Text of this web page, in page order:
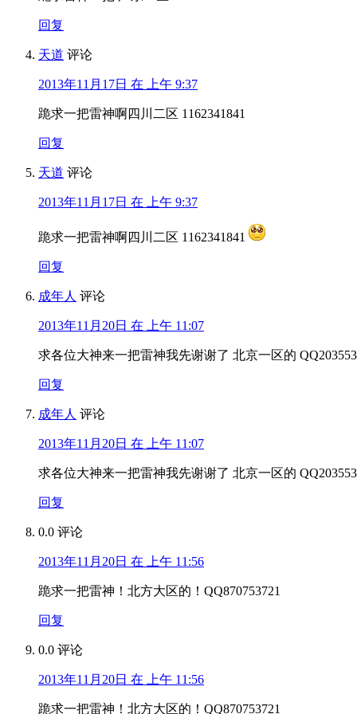
回复
天道 评论
2013年11月17日 在 上午 9:37
跪求一把雷神啊四川二区 1162341841
回复
天道 评论
2013年11月17日 在 上午 9:37
跪求一把雷神啊四川二区 1162341841
回复
成年人 评论
2013年11月20日 在 上午 11:07
求各位大神来一把雷神我先谢谢了 北京一区的
回复
成年人 评论
2013年11月20日 在 上午 11:07
求各位大神来一把雷神我先谢谢了 北京一区的
回复
0.0 评论
2013年11月20日 在 上午 11:56
跪求一把雷神！北方大区的！QQ870753721
回复
0.0 评论
2013年11月20日 在 上午 11:56
跪求一把雷神！北方大区的！QQ870753721